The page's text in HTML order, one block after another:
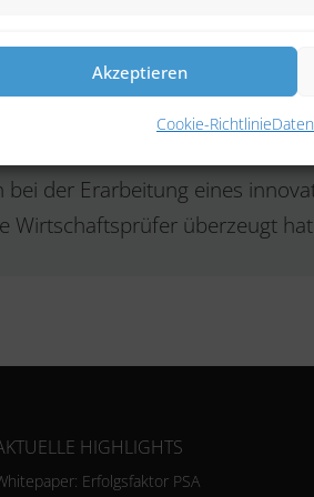
Akzeptieren
Cookie-Richtlinie
des Nachhaltigkeitsberichts bei
eine Darstellung der
bei der Erarbeitung eines
Wirtschaftsprüfer überzeugt
HIGHLIGHTS
Erfolgsfaktor PSA